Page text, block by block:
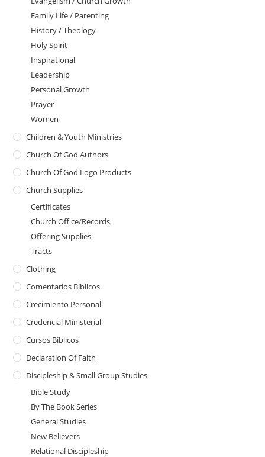
Family Life / Parenting
History / Theology
Holy Spirit
Inspirational
Leadership
Personal Growth
Prayer
Women
Children & Youth Ministries
Church Of God Authors
Church Of God Logo Products
Church Supplies
Certificates
Church Office/Records
Offering Supplies
Tracts
Clothing
Comentarios Bíblicos
Crecimiento Personal
Credencial Ministerial
Cursos Bíblicos
Declaration Of Faith
Discipleship & Small Group Studies
Bible Study
By The Book Series
General Studies
New Believers
Relational Discipleship